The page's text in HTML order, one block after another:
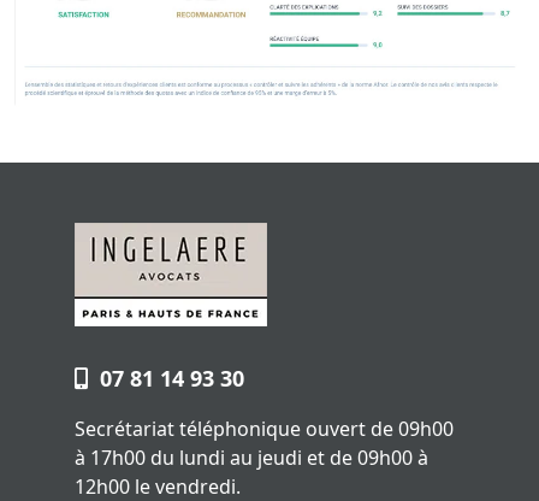
07 81 14 93 30
Secrétariat téléphonique ouvert de 09h00
à 17h00 du lundi au jeudi et de 09h00 à
12h00 le vendredi.